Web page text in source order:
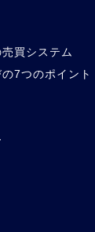
買システム
7つのポイント